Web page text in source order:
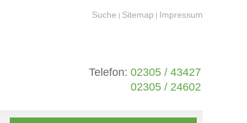
Suche | Sitemap | Impressum
Telefon: 02305 / 43427
02305 / 24602